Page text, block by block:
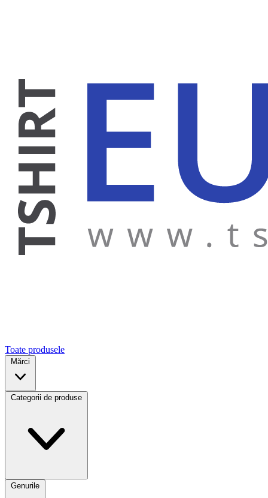
Toate produsele
Mărci
Categorii de produse
Genurile